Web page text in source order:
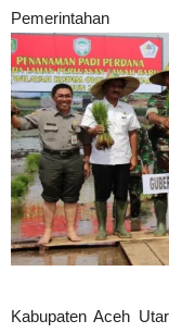
Kabupaten Aceh